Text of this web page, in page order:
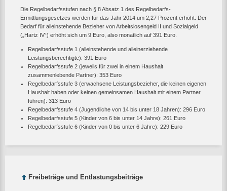
Die Regelbedarfsstufen nach § 8 Absatz 1 des Regelbedarfs-
Ermittlungsgesetzes werden für das Jahr 2014 um 2,27 Prozent erhöht. Der
Bedarf für alleinstehende Bezieher von Arbeitslosengeld II und Sozialgeld
(„Hartz IV“) erhöht sich um 9 Euro, also monatlich auf 391 Euro.
Regelbedarfsstufe 1 (alleinstehende und alleinerziehende
Leistungsberechtigte): 391 Euro
Regelbedarfsstufe 2 (jeweils für zwei in einem Haushalt
zusammenlebende Partner): 353 Euro
Regelbedarfsstufe 3 (erwachsene Leistungsbezieher, die keinen eigenen
Haushalt haben oder keinen gemeinsamen Haushalt mit einem Partner
führen): 313 Euro
Regelbedarfsstufe 4 (Jugendliche von 14 bis unter 18 Jahren): 296 Euro
Regelbedarfsstufe 5 (Kinder von 6 bis unter 14 Jahre): 261 Euro
Regelbedarfsstufe 6 (Kinder von 0 bis unter 6 Jahre): 229 Euro
Freibeträge und Entlastungsbeiträge